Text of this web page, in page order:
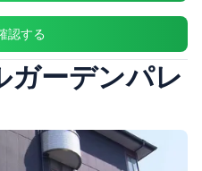
認する
ガーデンパレ